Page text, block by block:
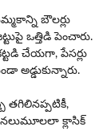
బౌలర్లు
ఒత్తిడి పెంచారు.
చేయగా, పేసర్లు
అడ్డుకున్నారు.
తగిలినప్పటికీ,
నలుమూలలా క్లాసిక్